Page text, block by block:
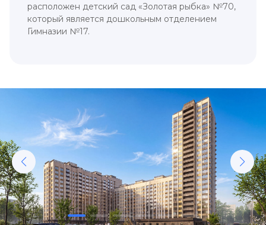
расположен детский сад «Золотая рыбка» №70,
который является дошкольным отделением
Гимназии №17.